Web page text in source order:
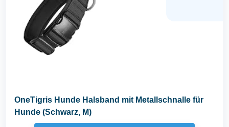
OneTigris Hunde Halsband mit Metallschnalle für
Hunde (Schwarz, M)